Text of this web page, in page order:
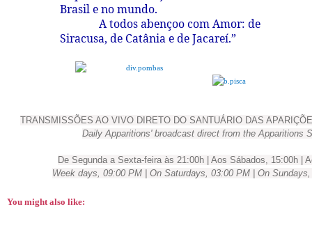
Brasil e no mundo.
A todos abençoo com Amor: de
Siracusa, de Catânia e de Jacareí.”
TRANSMISSÕES AO VIVO DIRETO DO SANTUÁRIO DAS
Daily Apparitions' broadcast direct from the Apparitions
De Segunda a Sexta-feira às 21:00h | Aos Sábados, 15:00h |
Week days, 09:00 PM | On Saturdays, 03:00 PM | On
You might also like: